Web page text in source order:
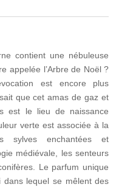
contient une nébuleuse
appelée l’Arbre de Noël ?
est encore plus
que cet amas de gaz et
est le lieu de naissance
verte est associée à la
sylves enchantées et
médiévale, les senteurs
Le parfum unique
dans lequel se mêlent des